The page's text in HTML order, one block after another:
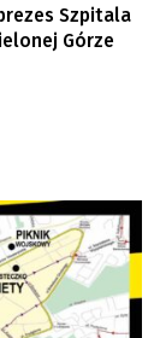
Szpitala
Górze